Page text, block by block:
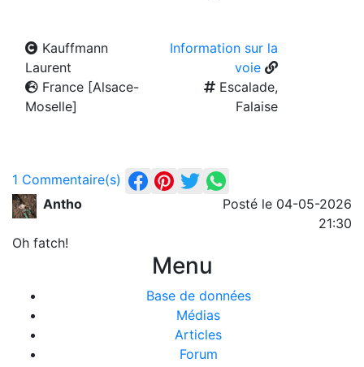
Kauffmann
Laurent
Information sur la
voie
France [Alsace-
Moselle]
Escalade,
Falaise
1 Commentaire(s)
Antho
Posté le 04-05-2026
21:30
Oh fatch!
Menu
Base de données
Médias
Articles
Forum